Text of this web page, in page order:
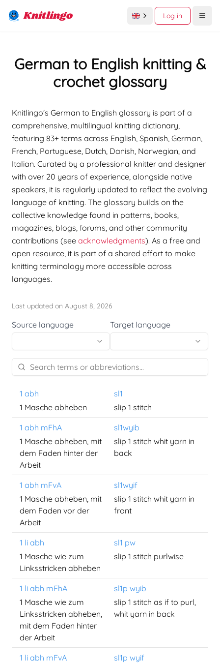
Knitlingo Log in
German to English knitting &
crochet glossary
Knitlingo's German to English glossary is part of a
comprehensive, multilingual knitting dictionary,
featuring 83+ terms across English, Spanish, German,
French, Portuguese, Dutch, Danish, Norwegian, and
Italian. Curated by a professional knitter and designer
with over 20 years of experience, alongside native
speakers, it is regularly updated to reflect the evolving
language of knitting. The glossary builds on the
collective knowledge found in patterns, books,
magazines, blogs, forums, and other community
contributions (see acknowledgments). As a free and
open resource, it is part of a shared effort to make
knitting terminology more accessible across
languages.
Last updated on August 8, 2026
Source language Target language
1 abh
sl1
1 Masche abheben
slip 1 stitch
1 abh mFhA
sl1wyib
1 Masche abheben, mit
dem Faden hinter der
Arbeit
slip 1 stitch whit yarn in
back
1 abh mFvA
sl1wyif
1 Masche abheben, mit
dem Faden vor der
Arbeit
slip 1 stitch whit yarn in
front
1 li abh
sl1 pw
1 Masche wie zum
Linksstricken abheben
slip 1 stitch purlwise
1 li abh mFhA
sl1p wyib
1 Masche wie zum
Linksstricken abheben,
mit dem Faden hinter
der Arbeit
slip 1 stitch as if to purl,
whit yarn in back
1 li abh mFvA
sl1p wyif